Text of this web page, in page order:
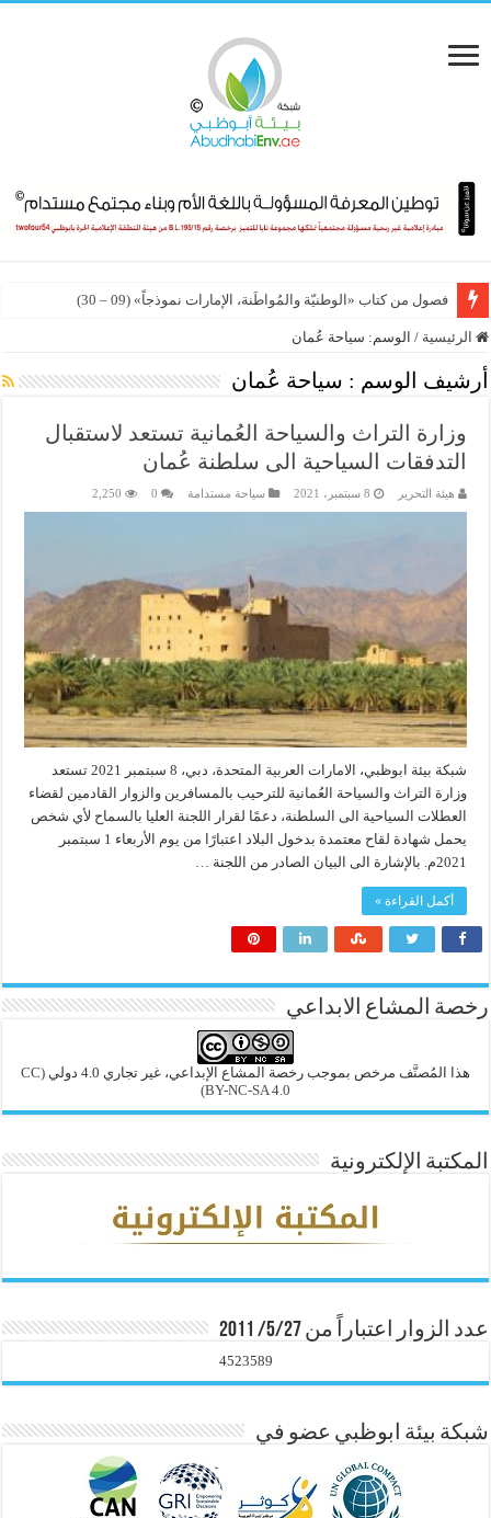
فصول من كتاب «الوطنيّة والمُواطَنة، الإمارات نموذجاً» (09 – 30)
الرئيسية / الوسم: سياحة عُمان
أرشيف الوسم : سياحة عُمان
وزارة التراث والسياحة العُمانية تستعد لاستقبال
التدفقات السياحية الى سلطنة عُمان
هيئة التحرير 8 سبتمبر، 2021 سياحة مستدامة 0
2,250
شبكة بيئة ابوظبي، الامارات العربية المتحدة، دبي، 8 سبتمبر 2021 تستعد
وزارة التراث والسياحة العُمانية للترحيب بالمسافرين والزوار القادمين لقضاء
العطلات السياحية الى السلطنة، دعمًا لقرار اللجنة العليا بالسماح لأي شخص
يحمل شهادة لقاح معتمدة بدخول البلاد اعتبارًا من يوم الأربعاء 1 سبتمبر
2021م. بالإشارة الى البيان الصادر من اللجنة …
أكمل القراءة »
رخصة المشاع الابداعي
هذا المُصنَّف مرخص بموجب رخصة المشاع الإبداعي، غير تجاري 4.0 دولي
(CC
BY-NC-SA 4.0)
المكتبة الإلكترونية
عدد الزوار اعتباراً من 5/27/ 2011
4523589
شبكة بيئة ابوظبي عضو في